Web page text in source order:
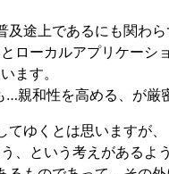
及途上であるにも関わ
ローカルアプリケーシ
ます。
…親和性を高める、が厳
ゆくとは思いますが、
、という考えがあるよ